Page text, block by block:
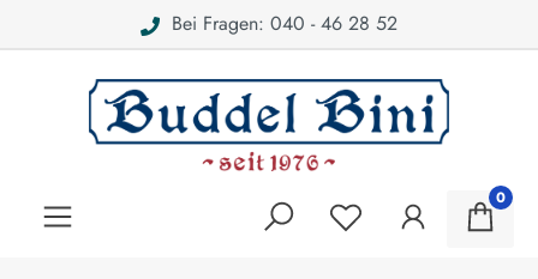
Bei Fragen: 040 - 46 28 52
0